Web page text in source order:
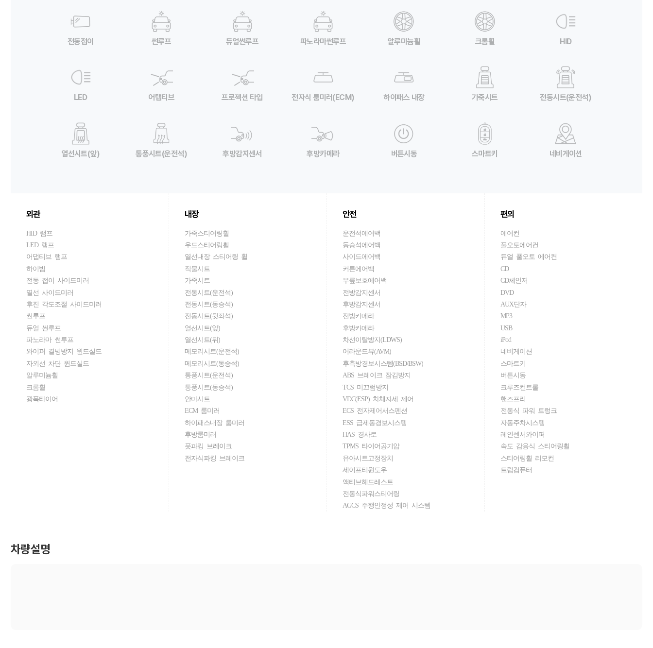
전동접이 썬루프 듀얼썬루프 파노라마썬루프 알루미늄휠 크롬휠 HID
LED 어탭티브 프로젝션 타입 전자식 룸미러(ECM) 하이패스 내장 가죽시트 전동시트(운전석)
열선시트(앞) 통풍시트(운전석) 후방감지센서 후방카메라 버튼시동 스마트키 네비게이션
외관
HID 램프
LED 램프
어댑티브 램프
하이빔
전동 접이 사이드미러
열선 사이드미러
후진 각도조절 사이드미러
썬루프
듀얼 썬루프
파노라마 썬루프
와이퍼 결빙방지 윈드실드
자외선 차단 윈드실드
알루미늄휠
크롬휠
광폭타이어
내장
가죽스티어링휠
우드스티어링휠
열선내장 스티어링 휠
직물시트
가죽시트
전동시트(운전석)
전동시트(동승석)
전동시트(뒷좌석)
열선시트(앞)
열선시트(뒤)
메모리시트(운전석)
메모리시트(동승석)
통풍시트(운전석)
통풍시트(동승석)
안마시트
ECM 룸미러
하이패스내장 룸미러
후방룸미러
풋파킹 브레이크
전자식파킹 브레이크
안전
운전석에어백
동승석에어백
사이드에어백
커튼에어백
무릎보호에어백
전방감지센서
후방감지센서
전방카메라
후방카메라
차선이탈방지(LDWS)
어라운드뷰(AVM)
후측방경보시스템(BSD/BSW)
ABS 브레이크 잠김방지
TCS 미끄럼방지
VDC(ESP) 차체자세 제어
ECS 전자제어서스펜션
ESS 급제동경보시스템
HAS 경사로
TPMS 타이어공기압
유아시트고정장치
세이프티윈도우
액티브헤드레스트
전동식파워스티어링
AGCS 주행안정성 제어 시스템
편의
에어컨
풀오토에어컨
듀얼 풀오토 에어컨
CD
CD체인저
DVD
AUX단자
MP3
USB
iPod
네비게이션
스마트키
버튼시동
크루즈컨트롤
핸즈프리
전동식 파워 트렁크
자동주차시스템
레인센서와이퍼
속도 감응식 스티어링휠
스티어링휠 리모컨
트립컴퓨터
차량설명